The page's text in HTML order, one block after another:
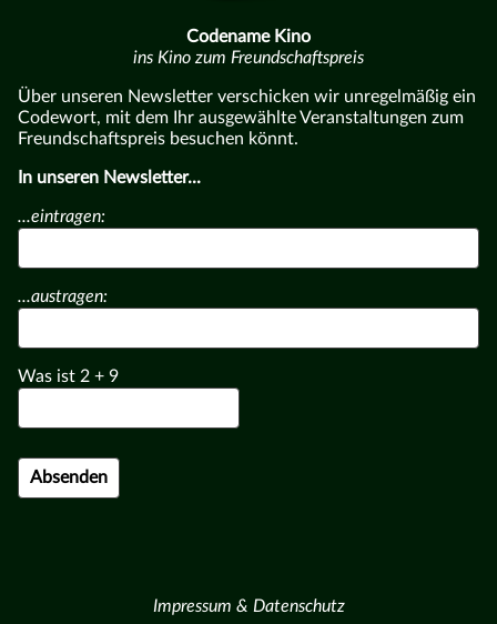
Codename Kino
ins Kino zum Freundschaftspreis
Über unseren Newsletter verschicken wir unregelmäßig ein
Codewort, mit dem Ihr ausgewählte Veranstaltungen zum
Freundschaftspreis besuchen könnt.
In unseren Newsletter...
...eintragen:
...austragen:
Was ist 2 + 9
Impressum & Datenschutz